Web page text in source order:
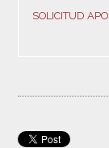
SOLICITUD